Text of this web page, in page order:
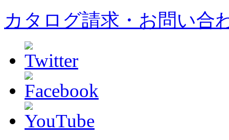
カタログ請求・お問い合